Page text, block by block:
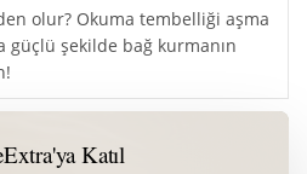
olur? Okuma tembelliği aşma
güçlü şekilde bağ kurmanın
Katıl